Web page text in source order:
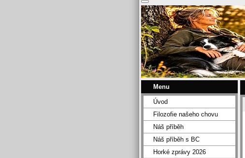
Menu
Úvod
Filozofie našeho chovu
Náš příběh
Náš příběh s BC
Horké zprávy 2026